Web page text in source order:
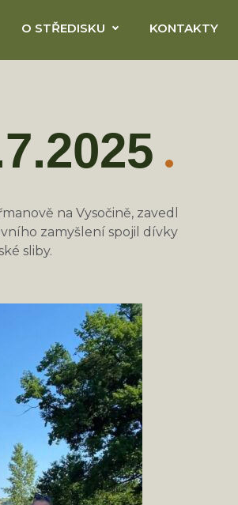
O STŘEDISKU KONTAKTY
na Vysočině, zavedl
zamyšlení spojil dívky
sliby.